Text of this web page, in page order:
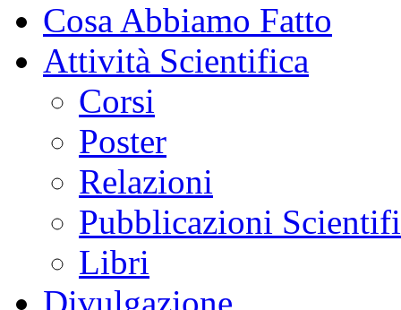
Cosa Abbiamo Fatto
Attività Scientifica
Corsi
Poster
Relazioni
Pubblicazioni
Libri